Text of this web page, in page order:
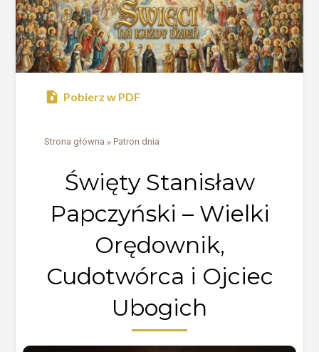
Pobierz w PDF
Strona główna »Patron dnia
Święty Stanisław
Papczyński – Wielki
Orędownik,
Cudotwórca i Ojciec
Ubogich